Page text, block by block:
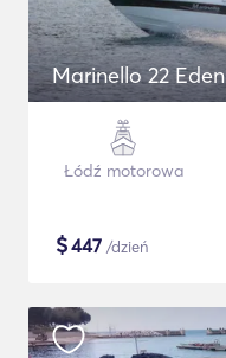
Marinello 22 Eden
Łódź motorowa
$447 /dzień